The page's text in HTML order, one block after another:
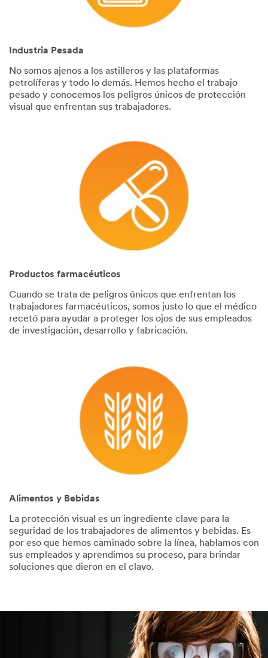
Industria Pesada
No somos ajenos a los astilleros y las plataformas
petrolíferas y todo lo demás. Hemos hecho el trabajo
pesado y conocemos los peligros únicos de protección
visual que enfrentan sus trabajadores.
Productos farmacéuticos
Cuando se trata de peligros únicos que enfrentan los
trabajadores farmacéuticos, somos justo lo que el médico
recetó para ayudar a proteger los ojos de sus empleados
de investigación, desarrollo y fabricación.
Alimentos y Bebidas
La protección visual es un ingrediente clave para la
seguridad de los trabajadores de alimentos y bebidas. Es
por eso que hemos caminado sobre la línea, hablamos con
sus empleados y aprendimos su proceso, para brindar
soluciones que dieron en el clavo.